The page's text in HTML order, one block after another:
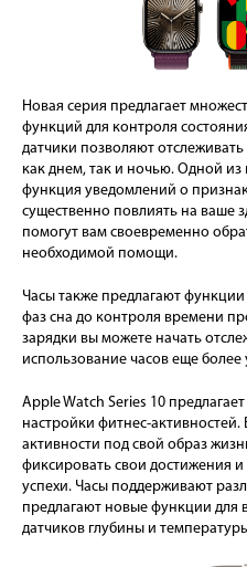
Новая серия предлагает
функций для контроля
датчики позволяют
как днем, так и ночью. Одной из
функция уведомлений о
существенно повлиять на ваше
помогут вам своевременно
необходимой помощи.
Часы также предлагают функции
фаз сна до контроля времени
зарядки вы можете начать
использование часов еще
Apple Watch Series 10
настройки фитнес-
активности под свой образ
фиксировать свои достижения
успехи. Часы поддерживают
предлагают новые функции
датчиков глубины и